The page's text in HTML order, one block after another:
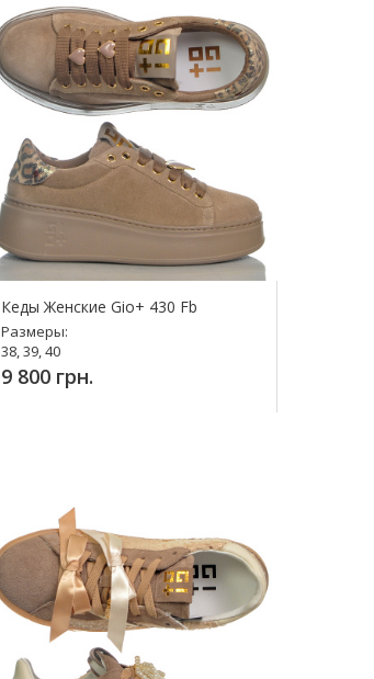
Кеды Женские Gio+ 430 Fb
Размеры:
38, 39, 40
9 800 грн.